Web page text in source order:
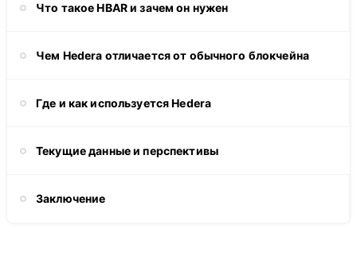
Что такое HBAR и зачем он нужен
Чем Hedera отличается от обычного блокчейна
Где и как используется Hedera
Текущие данные и перспективы
Заключение